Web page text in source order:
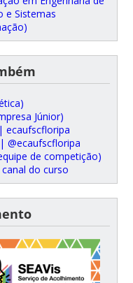
e Sistemas
Júnior)
ecaufscfloripa
@ecaufscfloripa
de competição)
do curso